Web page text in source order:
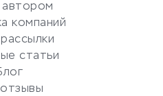
автором
компаний
статьи